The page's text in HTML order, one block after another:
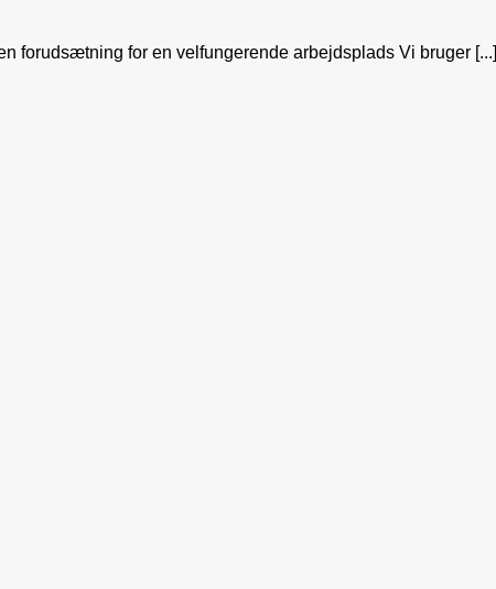
forudsætning for en velfungerende arbejdsplads Vi bruger [...]